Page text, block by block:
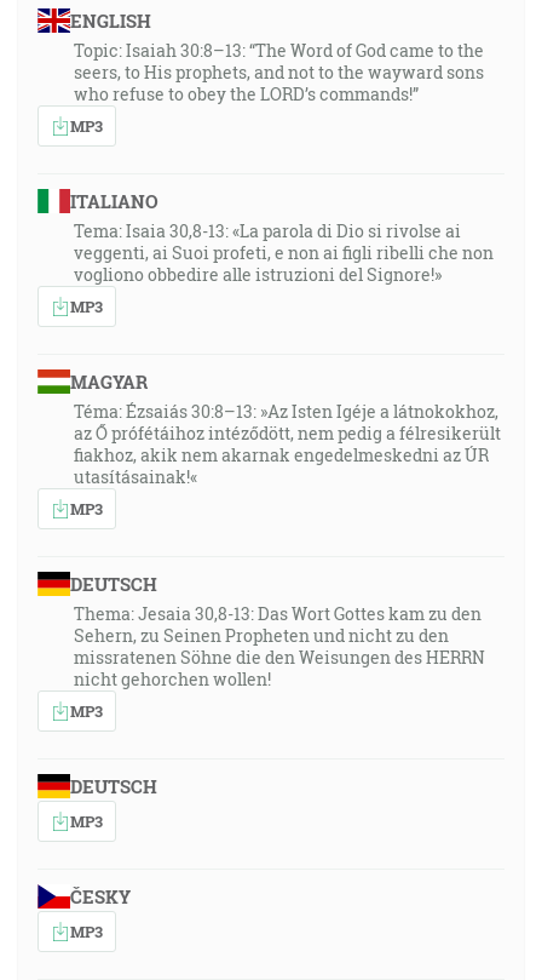
ENGLISH
Topic: Isaiah 30:8–13: “The Word of God came to the
seers, to His prophets, and not to the wayward sons
who refuse to obey the LORD’s commands!”
MP3
ITALIANO
Tema: Isaia 30,8-13: «La parola di Dio si rivolse ai
veggenti, ai Suoi profeti, e non ai figli ribelli che non
vogliono obbedire alle istruzioni del Signore!»
MP3
MAGYAR
Téma: Ézsaiás 30:8–13: »Az Isten Igéje a látnokokhoz,
az Ő prófétáihoz intéződött, nem pedig a félresikerült
fiakhoz, akik nem akarnak engedelmeskedni az ÚR
utasításainak!«
MP3
DEUTSCH
Thema: Jesaia 30,8-13: Das Wort Gottes kam zu den
Sehern, zu Seinen Propheten und nicht zu den
missratenen Söhne die den Weisungen des HERRN
nicht gehorchen wollen!
MP3
DEUTSCH
MP3
ČESKY
MP3